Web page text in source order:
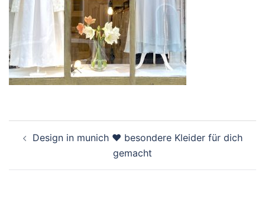
Design in munich ♥ besondere Kleider für dich
gemacht